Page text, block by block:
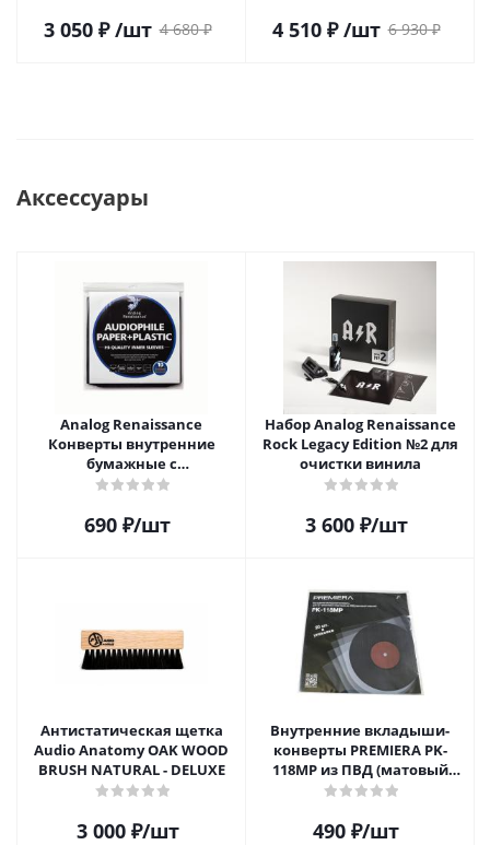
3 050₽ /шт 4 680₽ 4 510₽ /шт 6 930₽
Аксессуары
Analog Renaissance
Конверты внутренние
бумажные с
антистатическим пакетом
Audiophile Paper+Plastic (10
690 ₽/шт
Набор Analog Renaissance
Rock Legacy Edition №2 для
очистки винила
3 600₽/шт
Антистатическая щетка
Audio Anatomy OAK WOOD
BRUSH NATURAL - DELUXE
3 000₽/шт
Внутренние вкладыши-
конверты PREMIERA PK-
118MP из ПВД (матовый
пластик) для 12" виниловых
490 ₽/шт